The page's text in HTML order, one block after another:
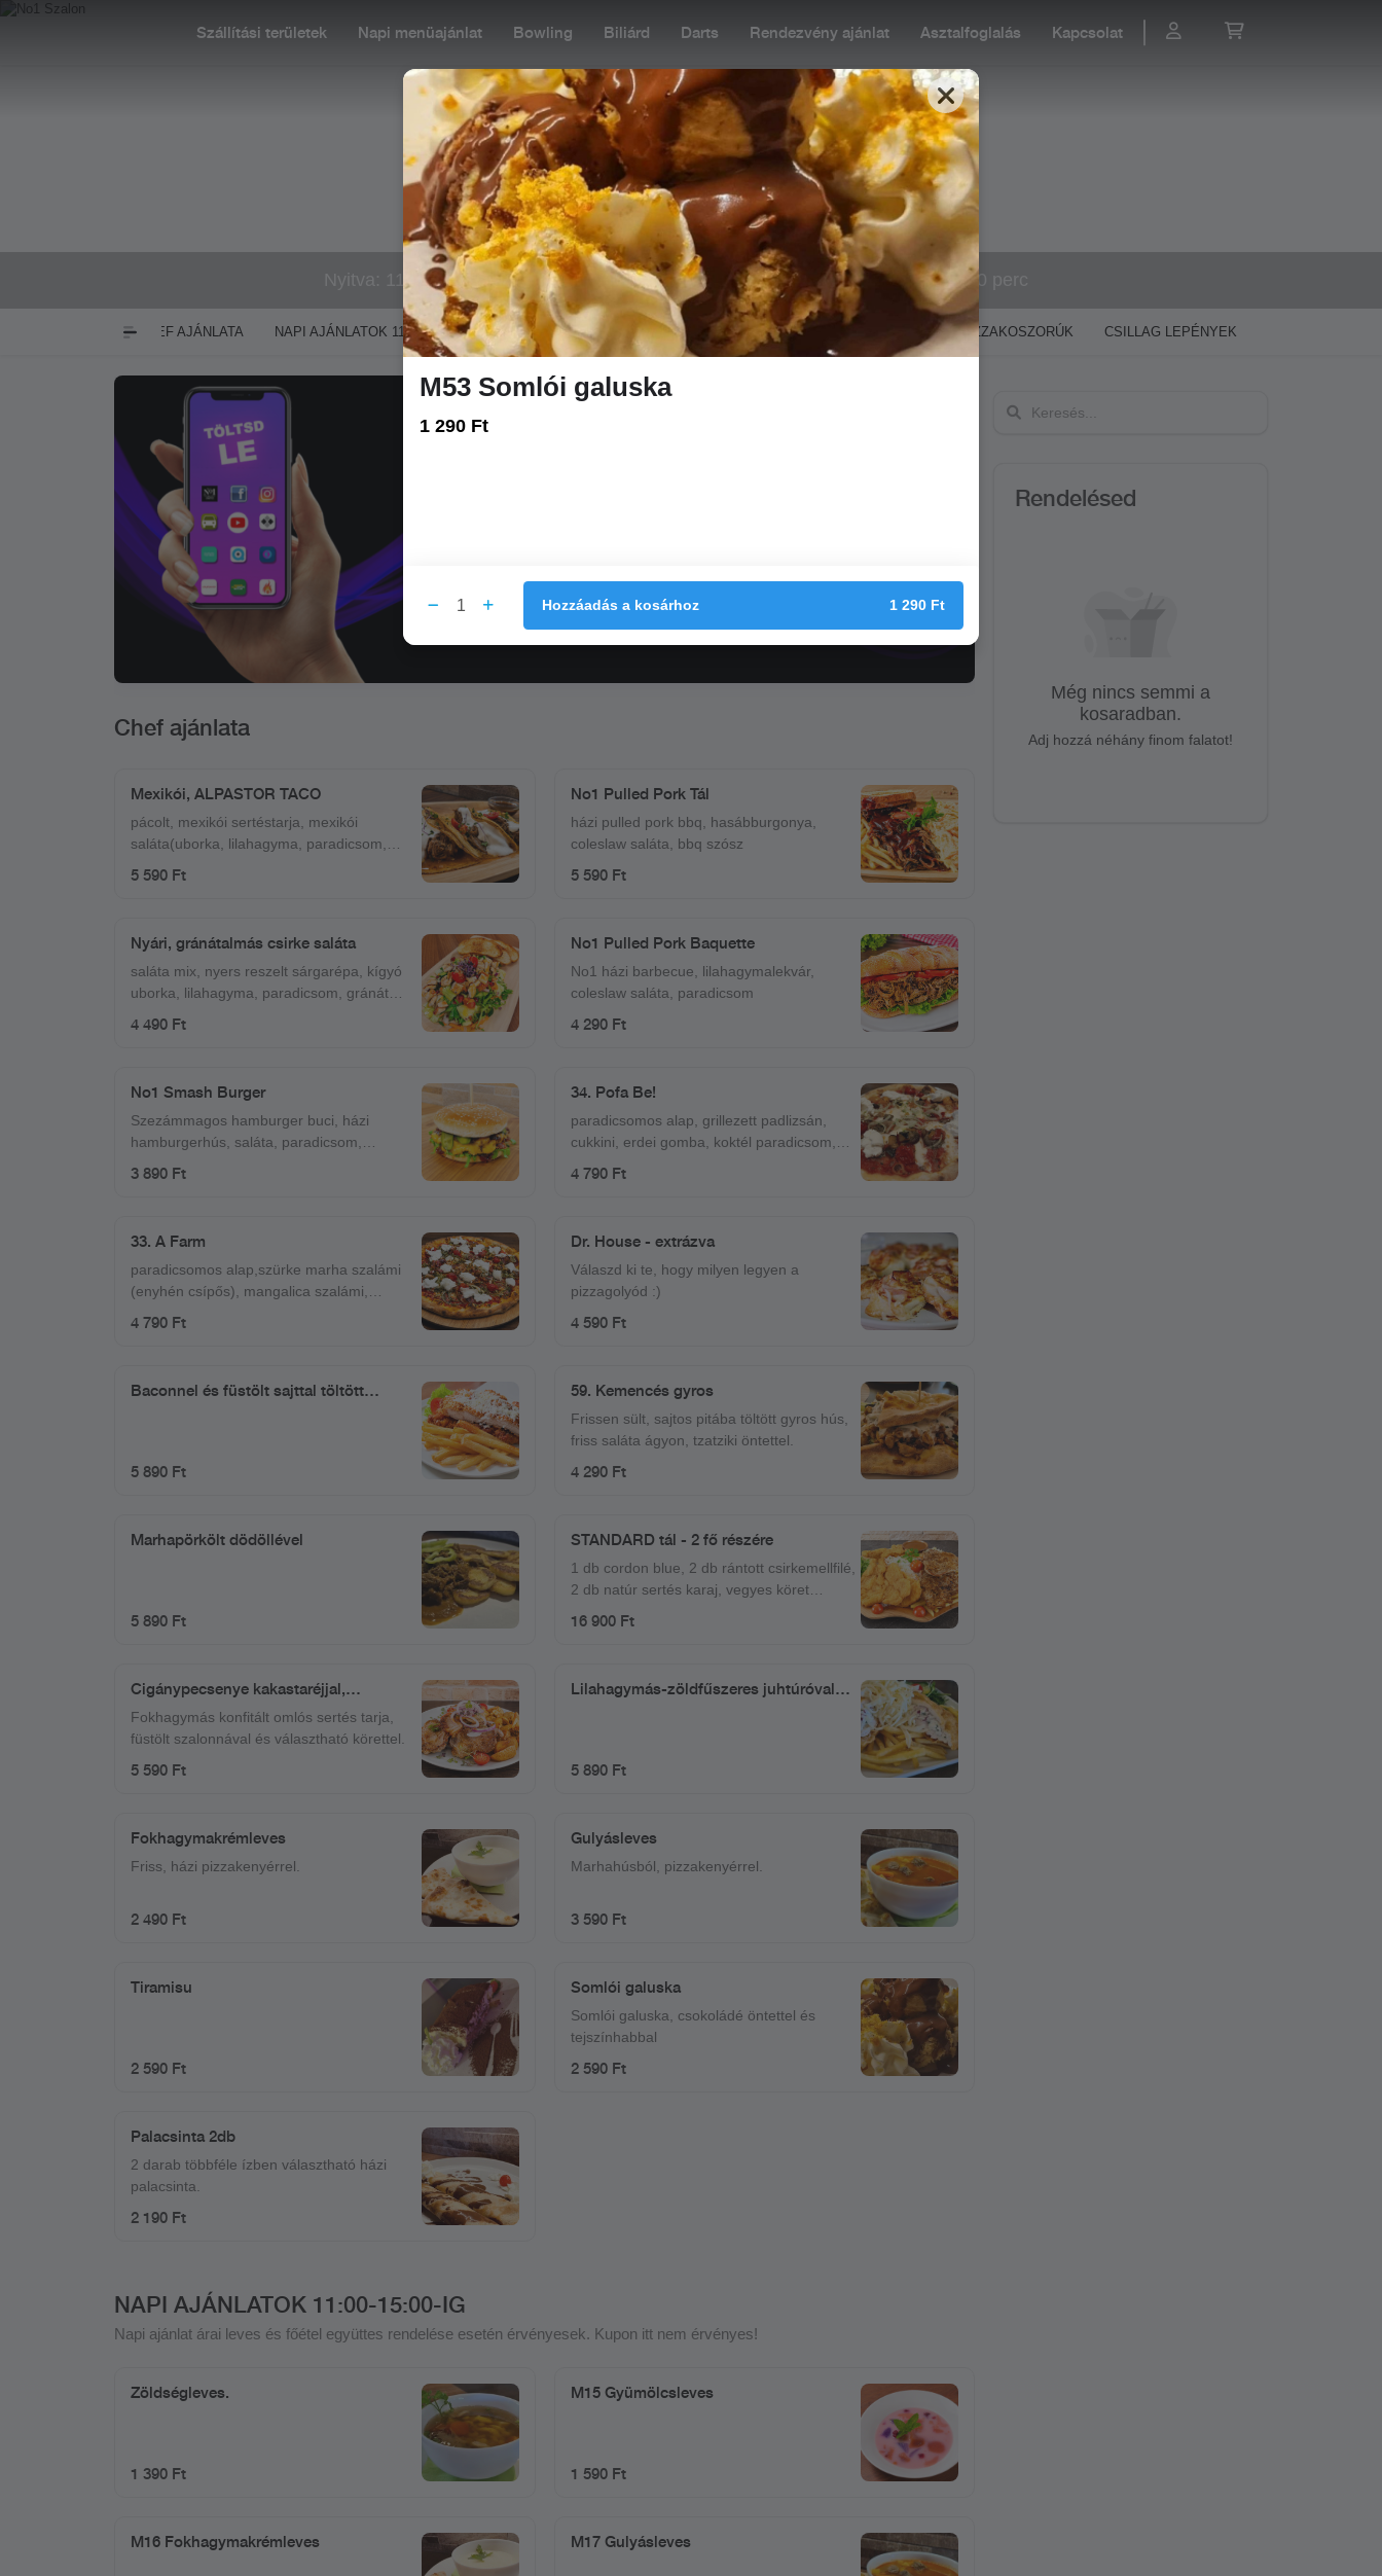
Szállítási területek Napi menüajánlat Bowling Biliárd Darts Rendezvény ajánlat Asztalfoglalás Kapcsolat
Nyitva: 11:00-02:00 Rendelés: 06:00-22:30 +36 20 477 5505 40-60 perc
CHEF AJÁNLATA NAPI AJÁNLATOK 11:00-15:00-IG HAMBURGEREK SZÓSZOK / ÖNTETEK PIZZAKOSZORÚK CSILLAG LEPÉNYEK
Chef ajánlata
Mexikói, ALPASTOR TACO
pácolt, mexikói sertéstarja, mexikói
saláta(uborka, lilahagyma, paradicsom,
tajin), fokhagymás tejföl Hozzá
5 590 Ft
No1 Pulled Pork Tál
házi pulled pork bbq, hasábburgonya,
coleslaw saláta, bbq szósz
5 590 Ft
Nyári, gránátalmás csirke saláta
saláta mix, nyers reszelt sárgarépa, kígyó
uborka, lilahagyma, paradicsom, gránát
toast, reszelt narancshéj, aprított menta,
4 490 Ft
No1 Pulled Pork Baquette
No1 házi barbecue, lilahagymalekvár,
coleslaw saláta, paradicsom
4 290 Ft
No1 Smash Burger
Szezámmagos hamburger buci, házi
hamburgerhús, saláta, paradicsom,
cheddar sajt
3 890 Ft
34. Pofa Be!
paradicsomos alap, grillezett padlizsán,
cukkini, erdei gomba, koktél paradicsom,
(krémes, bivaly mozzarella), mozzarella
4 790 Ft
33. A Farm
paradicsomos alap,szürke marha szalámi
(enyhén csípős), mangalica szalámi,
mozzarella), mozzarella, koktél paradicsom
4 790 Ft
Dr. House - extrázva
Válaszd ki te, hogy milyen legyen a
pizzagolyód :)
4 590 Ft
Baconnel és füstölt sajttal töltött
5 890 Ft
59. Kemencés gyros
Frissen sült, sajtos pitába töltött gyros hús,
friss saláta ágyon, tzatziki öntettel.
4 290 Ft
Marhapörkölt dödöllével
5 890 Ft
STANDARD tál - 2 fő részére
1 db cordon blue, 2 db rántott csirkemellfilé,
2 db natúr sertés karaj, vegyes köret
16 900 Ft
Cigánypecsenye kakastaréjjal,
Fokhagymás konfitált omlós sertés tarja,
füstölt szalonnával és választható körettel.
5 590 Ft
Lilahagymás-zöldfűszeres juhtúróval
5 890 Ft
Fokhagymakrémleves
Friss, házi pizzakenyérrel.
2 490 Ft
Gulyásleves
Marhahúsból, pizzakenyérrel.
3 590 Ft
Tiramisu
2 590 Ft
Somlói galuska
Somlói galuska, csokoládé öntettel és
tejszínhabbal
2 590 Ft
Palacsinta 2db
2 darab többféle ízben választható házi
palacsinta.
2 190 Ft
NAPI AJÁNLATOK 11:00-15:00-IG
Napi ajánlat árai leves és főétel együttes rendelése esetén érvényesek. Kupon itt nem érvényes!
Zöldségleves.
1 390 Ft
M15 Gyümölcsleves
1 590 Ft
M16 Fokhagymakrémleves M17 Gulyásleves
Rendelésed
Még nincs semmi a
kosaradban.
Adj hozzá néhány finom falatot!
M53 Somlói galuska
1 290 Ft
1 Hozzáadás a kosárhoz 1 290 Ft